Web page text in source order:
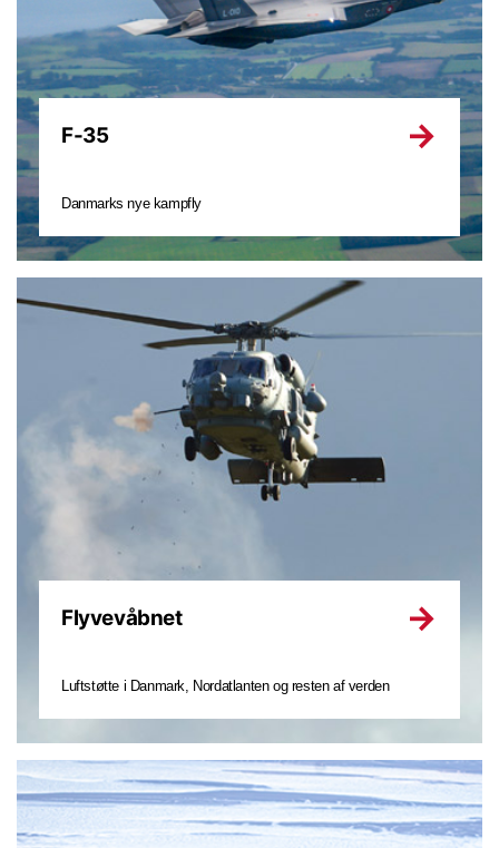
F-35
Danmarks nye kampfly
Flyvevåbnet
Luftstøtte i Danmark, Nordatlanten og resten af verden